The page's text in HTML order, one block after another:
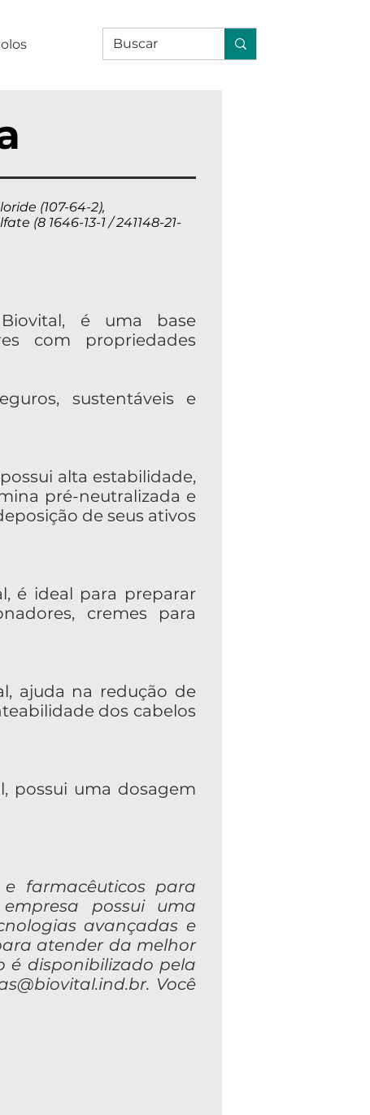
(107-64-2),
(8 1646-13-1 / 241148-21-
é uma base
com propriedades
sustentáveis e
alta estabilidade,
pré-neutralizada e
de seus ativos
é ideal para preparar
cremes para
ajuda na redução de
dos cabelos
possui uma dosagem
farmacêuticos para
possui uma
avançadas e
atender da melhor
é disponibilizado pela
. Você